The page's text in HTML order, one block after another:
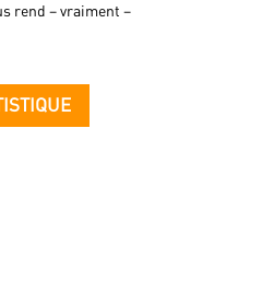
rend – vraiment –